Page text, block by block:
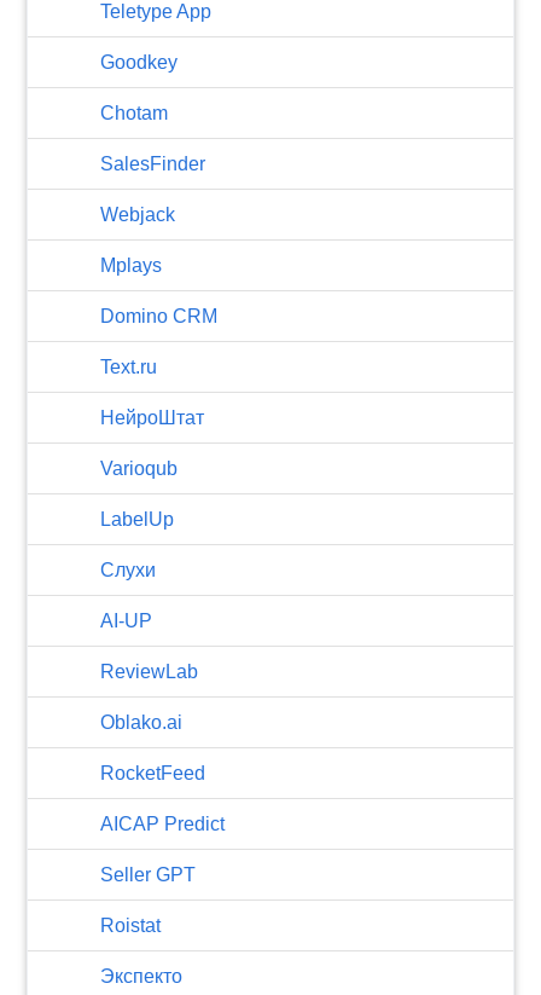
Teletype App
Goodkey
Chotam
SalesFinder
Webjack
Mplays
Domino CRM
Text.ru
НейроШтат
Varioqub
LabelUp
Слухи
AI-UP
ReviewLab
Oblako.ai
RocketFeed
AICAP Predict
Seller GPT
Roistat
Экспекто